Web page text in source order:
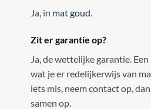
Ja, in mat goud.
Zit er garantie op?
Ja, de wettelijke garantie.
wat je er redelijkerwijs van
iets mis, neem contact op,
samen op.